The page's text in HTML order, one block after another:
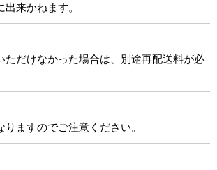
来かねます。
ただけなかった場合は、別途再配送料が必
ますのでご注意ください。